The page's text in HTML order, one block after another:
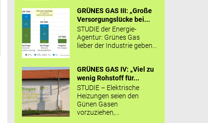
GRÜNES GAS III: „Große
Versorgungslücke bei...
STUDIE der Energie-
Agentur: Grünes Gas
lieber der Industrie geben...
GRÜNES GAS IV: „Viel zu
wenig Rohstoff für...
STUDIE – Elektrische
Heizungen seien den
Günen Gasen
vorzuziehen,...